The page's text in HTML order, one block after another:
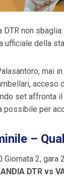
DTR non
ufficiale della
mai
set affronta
possibile per
–
2, gara
DTR vs